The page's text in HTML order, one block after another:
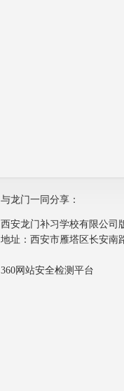
与龙门一同分享：
西安龙门补习学校有限公司
地址：西安市雁塔区长安南
360网站安全检测平台